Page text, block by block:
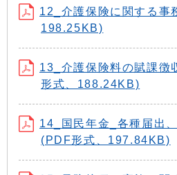
12_介護保険に関する事
198.25KB)
13_介護保険料の賦課徴
形式、188.24KB)
14_国民年金_各種届出
(PDF形式、197.84KB)